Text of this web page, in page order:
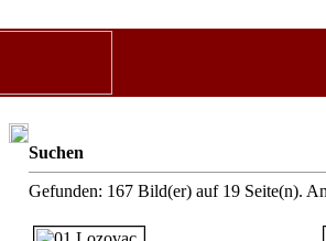
Suchen
Gefunden: 167 Bild(er) auf 19 Seite(n).